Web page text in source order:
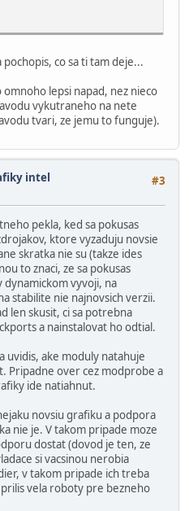
co sa ti tam deje...
lepsi napad, nez nieco
vykutraneho na nete
tvari, ze jemu to funguje).
#3
intel
pekla, ked sa pokusas
ktore vyzaduju novsie
skratka nie su (takze ides
to znaci, ze sa pokusas
dynamickom vyvoji, na
stabilite nie najnovsich verzii.
len skusit, ci sa potrebna
a nainstalovat ho odtial.
uvidis, ake moduly natahuje
Pripadne over cez modprobe a
ide natiahnut.
novsiu grafiku a podpora
nie je. V takom pripade moze
dostat (dovod je ten, ze
si vacsinou nerobia
v takom pripade ich treba
vela roboty pre bezneho